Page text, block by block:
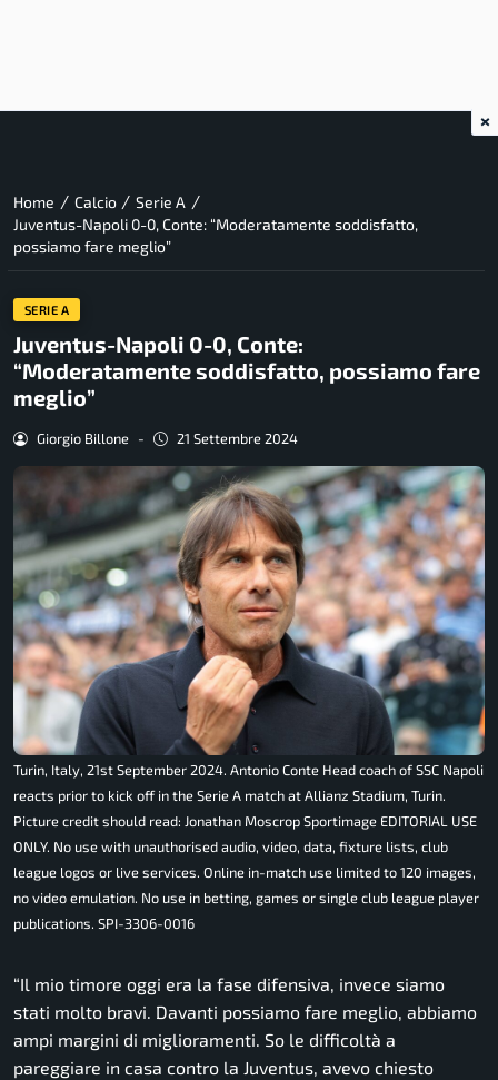
Home / Calcio / Serie A /
Juventus-Napoli 0-0, Conte: “Moderatamente soddisfatto,
possiamo fare meglio”
SERIE A
Juventus-Napoli 0-0, Conte:
“Moderatamente soddisfatto, possiamo fare
meglio”
Giorgio Billone - 21 Settembre 2024
Turin, Italy, 21st September 2024. Antonio Conte Head coach of SSC Napoli
reacts prior to kick off in the Serie A match at Allianz Stadium, Turin.
Picture credit should read: Jonathan Moscrop Sportimage EDITORIAL USE
ONLY. No use with unauthorised audio, video, data, fixture lists, club
league logos or live services. Online in-match use limited to 120 images,
no video emulation. No use in betting, games or single club league player
publications. SPI-3306-0016
“Il mio timore oggi era la fase difensiva, invece siamo
stati molto bravi. Davanti possiamo fare meglio, abbiamo
ampi margini di miglioramenti. So le difficoltà a
pareggiare in casa contro la Juventus, avevo chiesto
×